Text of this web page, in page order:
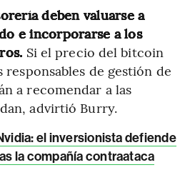
deben valuarse a
e incorporarse a los
Si el precio del bitcoin
responsables de gestión de
a recomendar a las
advirtió Burry.
el inversionista defiende
la compañía contraataca